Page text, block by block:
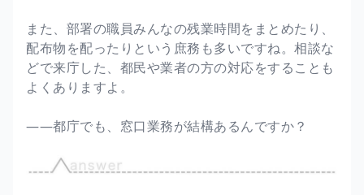
また、部署の職員みんなの残業時間をまとめたり、
配布物を配ったりという庶務も多いですね。相談な
どで来庁した、都民や業者の方の対応をすることも
よくありますよ。
――都庁でも、窓口業務が結構あるんですか？